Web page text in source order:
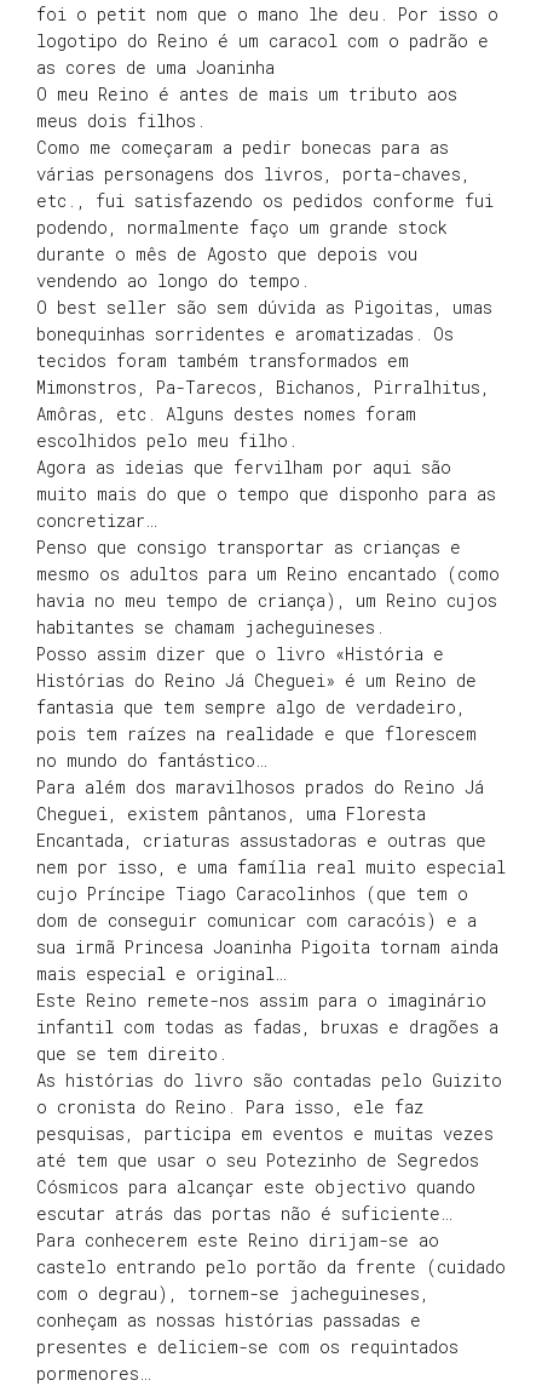
foi o petit nom que o mano lhe deu. Por isso o
logotipo do Reino é um caracol com o padrão e
as cores de uma Joaninha
O meu Reino é antes de mais um tributo aos
meus dois filhos.
Como me começaram a pedir bonecas para as
várias personagens dos livros, porta-chaves,
etc., fui satisfazendo os pedidos conforme fui
podendo, normalmente faço um grande stock
durante o mês de Agosto que depois vou
vendendo ao longo do tempo.
O best seller são sem dúvida as Pigoitas, umas
bonequinhas sorridentes e aromatizadas. Os
tecidos foram também transformados em
Mimonstros, Pa-Tarecos, Bichanos, Pirralhitus,
Amôras, etc. Alguns destes nomes foram
escolhidos pelo meu filho.
Agora as ideias que fervilham por aqui são
muito mais do que o tempo que disponho para as
concretizar…
Penso que consigo transportar as crianças e
mesmo os adultos para um Reino encantado (como
havia no meu tempo de criança), um Reino cujos
habitantes se chamam jacheguineses.
Posso assim dizer que o livro «História e
Histórias do Reino Já Cheguei» é um Reino de
fantasia que tem sempre algo de verdadeiro,
pois tem raízes na realidade e que florescem
no mundo do fantástico…
Para além dos maravilhosos prados do Reino Já
Cheguei, existem pântanos, uma Floresta
Encantada, criaturas assustadoras e outras que
nem por isso, e uma família real muito especial
cujo Príncipe Tiago Caracolinhos (que tem o
dom de conseguir comunicar com caracóis) e a
sua irmã Princesa Joaninha Pigoita tornam ainda
mais especial e original…
Este Reino remete-nos assim para o imaginário
infantil com todas as fadas, bruxas e dragões a
que se tem direito.
As histórias do livro são contadas pelo Guizito
o cronista do Reino. Para isso, ele faz
pesquisas, participa em eventos e muitas vezes
até tem que usar o seu Potezinho de Segredos
Cósmicos para alcançar este objectivo quando
escutar atrás das portas não é suficiente…
Para conhecerem este Reino dirijam-se ao
castelo entrando pelo portão da frente (cuidado
com o degrau), tornem-se jacheguineses,
conheçam as nossas histórias passadas e
presentes e deliciem-se com os requintados
pormenores…